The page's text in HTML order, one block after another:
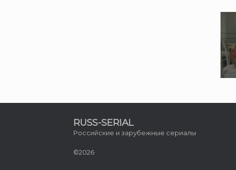
RUSS-SERIAL
Российские и зарубежные сериалы
©2026